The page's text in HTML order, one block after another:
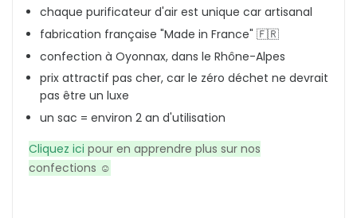
chaque purificateur d'air est unique car artisanal
fabrication française "Made in France" 🇫🇷
confection à Oyonnax, dans le Rhône-Alpes
prix attractif pas cher, car le zéro déchet ne devrait
pas être un luxe
un sac = environ 2 an d'utilisation
Cliquez ici pour en apprendre plus sur nos
confections ☺️